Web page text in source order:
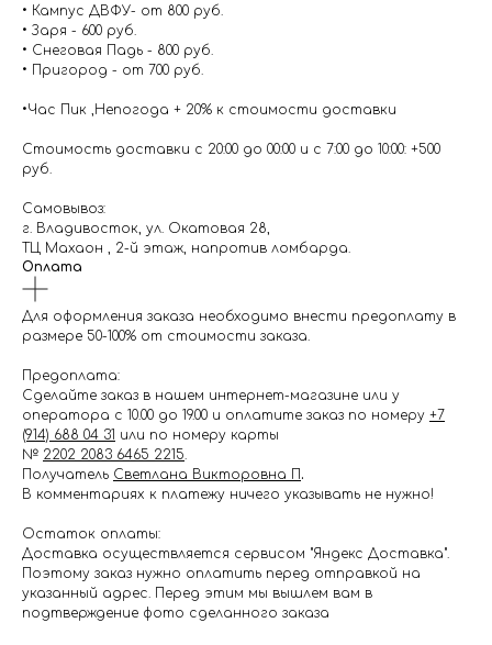
• Кампус ДВФУ- от 800 руб.
• Заря - 600 руб.
• Снеговая Падь - 800 руб.
• Пригород - от 700 руб.
•Час Пик ,Непогода + 20% к стоимости доставки
Стоимость доставки с 20:00 до 00:00 и с 7:00 до 10:00: +500
руб.
Самовывоз:
г. Владивосток, ул. Окатовая 28,
ТЦ Махаон , 2-й этаж, напротив ломбарда.
Оплата
Для оформления заказа необходимо внести предоплату в
размере 50-100% от стоимости заказа.
Предоплата:
Сделайте заказ в нашем интернет-магазине или у
оператора с 10.00 до 19.00 и оплатите заказ по номеру +7
(914) 688 04 31 или по номеру карты
№ 2202 2083 6465 2215.
Получатель Светлана Викторовна П .
В комментариях к платежу ничего указывать не нужно!
Остаток оплаты:
Доставка осуществляется сервисом "Яндекс Доставка".
Поэтому заказ нужно оплатить перед отправкой на
указанный адрес. Перед этим мы вышлем вам в
подтверждение фото сделанного заказа